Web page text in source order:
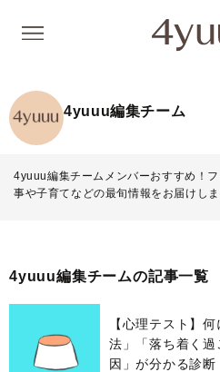
4yuuu編集チーム
4yuuu編集チームメンバーおすすめ！
事や子育てなどの最旬情報をお届けし
4yuuu編集チームの記事一覧
【心理テスト】
法」「落ち着く
因」が分かる診断